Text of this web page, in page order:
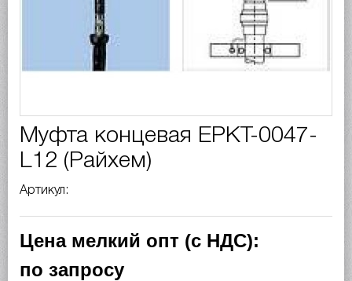
Муфта концевая EPKT-0047-
L12 (Райхем)
Артикул:
Цена мелкий опт (с НДС):
по запросу